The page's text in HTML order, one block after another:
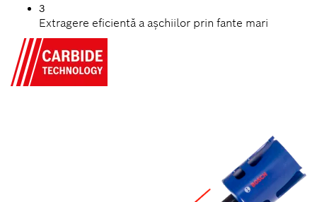
3
Extragere eficientă a așchiilor prin fante mari